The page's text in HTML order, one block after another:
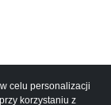
celu personalizacji
korzystaniu z